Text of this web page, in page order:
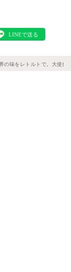
の味をレトルトで。大使館